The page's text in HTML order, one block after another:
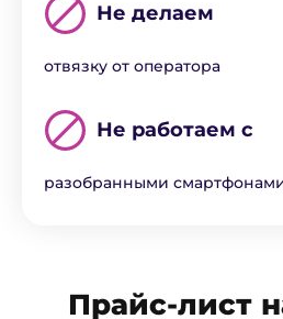
Не делаем
отвязку от оператора
Не работаем с
разобранными
Прайс-лист